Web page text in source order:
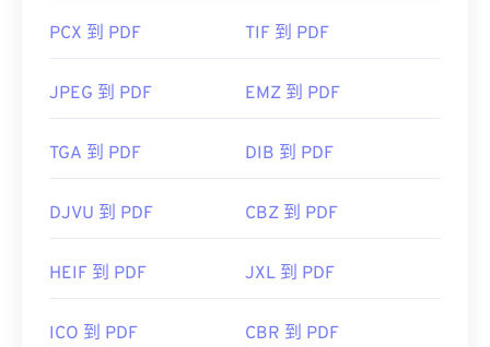
PCX 到 PDF TIF 到 PDF
JPEG 到 PDF EMZ 到 PDF
TGA 到 PDF DIB 到 PDF
DJVU 到 PDF CBZ 到 PDF
HEIF 到 PDF JXL 到 PDF
ICO 到 PDF CBR 到 PDF